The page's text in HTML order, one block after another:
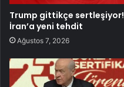
Trump gittikçe sertleşiyor!
İran’a yeni tehdit
Ağustos 7, 2026